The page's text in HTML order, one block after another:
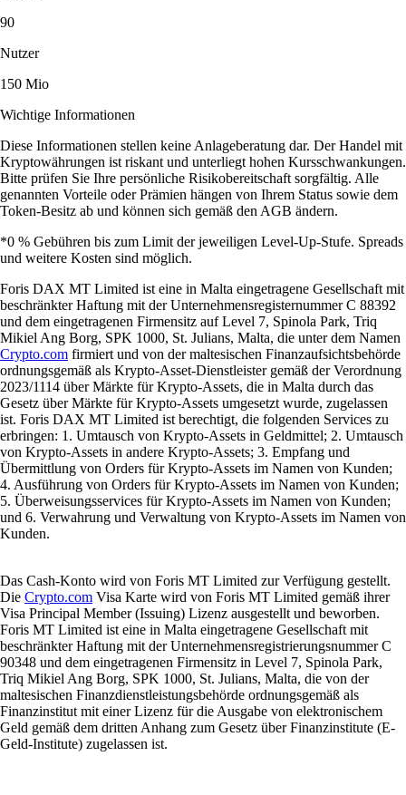
90
Nutzer
150 Mio
Wichtige Informationen
Diese Informationen stellen keine Anlageberatung dar. Der Handel mit
Kryptowährungen ist riskant und unterliegt hohen Kursschwankungen.
Bitte prüfen Sie Ihre persönliche Risikobereitschaft sorgfältig. Alle
genannten Vorteile oder Prämien hängen von Ihrem Status sowie dem
Token-Besitz ab und können sich gemäß den AGB ändern.
*0 % Gebühren bis zum Limit der jeweiligen Level-Up-Stufe. Spreads
und weitere Kosten sind möglich.
Foris DAX MT Limited ist eine in Malta eingetragene Gesellschaft mit
beschränkter Haftung mit der Unternehmensregisternummer C 88392
und dem eingetragenen Firmensitz auf Level 7, Spinola Park, Triq
Mikiel Ang Borg, SPK 1000, St. Julians, Malta, die unter dem Namen
Crypto.com firmiert und von der maltesischen Finanzaufsichtsbehörde
ordnungsgemäß als Krypto-Asset-Dienstleister gemäß der Verordnung
2023/1114 über Märkte für Krypto-Assets, die in Malta durch das
Gesetz über Märkte für Krypto-Assets umgesetzt wurde, zugelassen
ist. Foris DAX MT Limited ist berechtigt, die folgenden Services zu
erbringen: 1. Umtausch von Krypto-Assets in Geldmittel; 2. Umtausch
von Krypto-Assets in andere Krypto-Assets; 3. Empfang und
Übermittlung von Orders für Krypto-Assets im Namen von Kunden;
4. Ausführung von Orders für Krypto-Assets im Namen von Kunden;
5. Überweisungsservices für Krypto-Assets im Namen von Kunden;
und 6. Verwahrung und Verwaltung von Krypto-Assets im Namen von
Kunden.
Das Cash-Konto wird von Foris MT Limited zur Verfügung gestellt.
Die Crypto.com Visa Karte wird von Foris MT Limited gemäß ihrer
Visa Principal Member (Issuing) Lizenz ausgestellt und beworben.
Foris MT Limited ist eine in Malta eingetragene Gesellschaft mit
beschränkter Haftung mit der Unternehmensregistrierungsnummer C
90348 und dem eingetragenen Firmensitz in Level 7, Spinola Park,
Triq Mikiel Ang Borg, SPK 1000, St. Julians, Malta, die von der
maltesischen Finanzdienstleistungsbehörde ordnungsgemäß als
Finanzinstitut mit einer Lizenz für die Ausgabe von elektronischem
Geld gemäß dem dritten Anhang zum Gesetz über Finanzinstitute (E-
Geld-Institute) zugelassen ist.